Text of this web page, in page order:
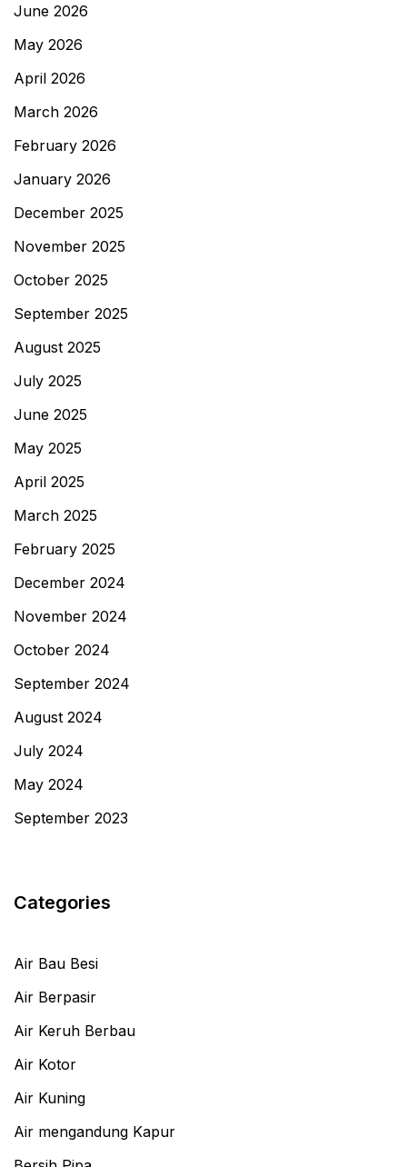
June 2026
May 2026
April 2026
March 2026
February 2026
January 2026
December 2025
November 2025
October 2025
September 2025
August 2025
July 2025
June 2025
May 2025
April 2025
March 2025
February 2025
December 2024
November 2024
October 2024
September 2024
August 2024
July 2024
May 2024
September 2023
Categories
Air Bau Besi
Air Berpasir
Air Keruh Berbau
Air Kotor
Air Kuning
Air mengandung Kapur